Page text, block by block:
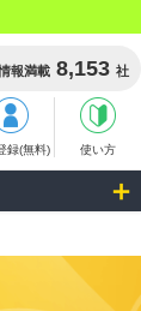
報満載 8,153 社
録(無料) 使い方